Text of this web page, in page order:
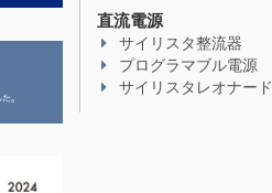
直流電源
サイリスタ整流器
プログラマブル電源
サイリスタレオナード